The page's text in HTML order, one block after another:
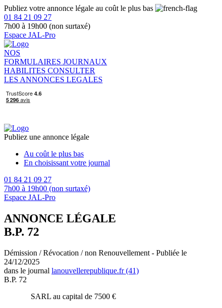
Publiez votre annonce légale au coût le plus bas
01 84 21 09 27
7h00 à 19h00 (non surtaxé)
Espace JAL-Pro
NOS
FORMULAIRES JOURNAUX
HABILITES CONSULTER
LES ANNONCES LEGALES
Publiez une annonce légale
Au coût le plus bas
En choisissant votre journal
01 84 21 09 27
7h00 à 19h00 (non surtaxé)
Espace JAL-Pro
ANNONCE LÉGALE
B.P. 72
Démission / Révocation / non Renouvellement - Publiée le
24/12/2025
dans le journal lanouvellerepublique.fr (41)
B.P. 72
SARL au capital de 7500 €